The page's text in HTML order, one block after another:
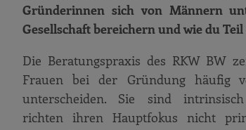
Gründerinnen sich von Männern
Gesellschaft bereichern und wie du
Die Beratungspraxis des RKW BW
Frauen bei der Gründung häufig
unterscheiden. Sie sind
richten ihren Hauptfokus nicht